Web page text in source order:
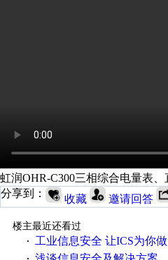
虹润OHR-C300三相综合电量表
分享到：
收藏 邀请回答
楼主最近还看过
·
工业信息安全 让ICS为你